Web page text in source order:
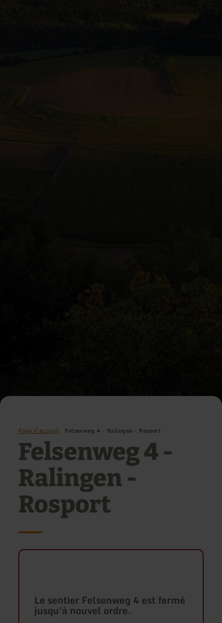
Page d'accueil Felsenweg 4 - Ralingen - Rosport
Felsenweg 4 -
Ralingen -
Rosport
Le sentier Felsenweg 4 est fermé
jusqu'à nouvel ordre.